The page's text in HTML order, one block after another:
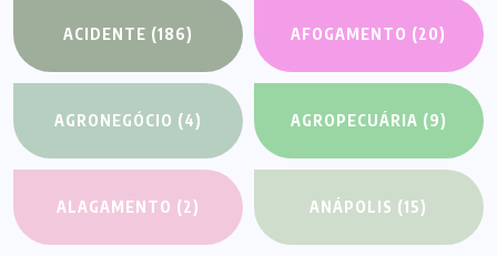
ACIDENTE (186) AFOGAMENTO (20)
AGRONEGÓCIO (4) AGROPECUÁRIA (9)
ALAGAMENTO (2) ANÁPOLIS (15)